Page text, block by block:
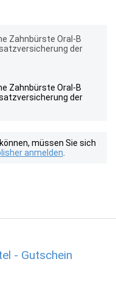
Zahnbürste Oral-B
der
Zahnbürste Oral-B
der
müssen Sie sich
anmelden
- Gutschein